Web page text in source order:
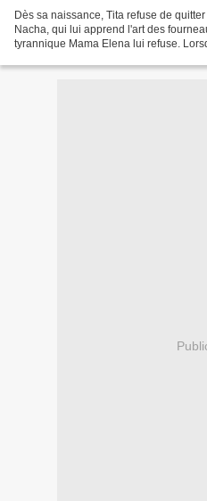
Dès sa naissance, Tita refuse de
Nacha, qui lui apprend l'art des
tyrannique Mama Elena lui refuse.